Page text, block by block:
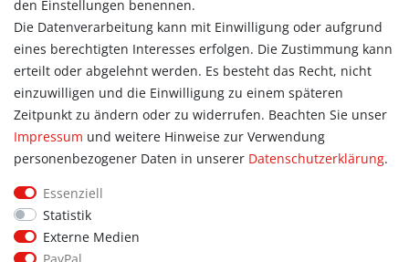
Zur Kasse
Allgemein
Kontakt
Datenschutzerklärung
AGB
Impressum
Informationen für Vereine
Informationen zur Beflockung
Newsletter-Anmeldung
den Einstellungen benennen.
Die Datenverarbeitung kann mit Einwilligung oder aufgrund
eines berechtigten Interesses erfolgen. Die Zustimmung kann
erteilt oder abgelehnt werden. Es besteht das Recht, nicht
einzuwilligen und die Einwilligung zu einem späteren
Zeitpunkt zu ändern oder zu widerrufen. Beachten Sie unser
Impressum und weitere Hinweise zur Verwendung
personenbezogener Daten in unserer Daten­schutz­erklärung.
Essenziell
Statistik
Externe Medien